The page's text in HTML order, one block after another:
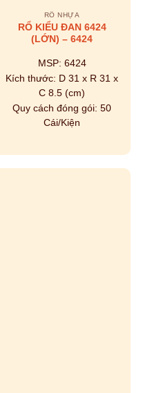
RỔ NHỰA
RỔ KIỂU ĐAN 6424
(LỚN) – 6424
MSP: 6424
Kích thước: D 31 x R 31 x
C 8.5 (cm)
Quy cách đóng gói: 50
Cái/Kiện